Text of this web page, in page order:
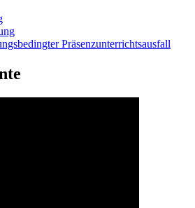
Präsenzunterrichtsausfall